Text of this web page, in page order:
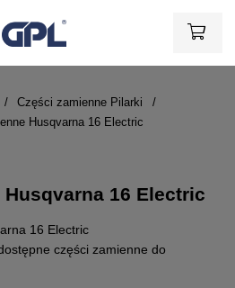
Części zamienne Pilarki
Husqvarna 16 Electric
16 Electric
16 Electric
części zamienne do